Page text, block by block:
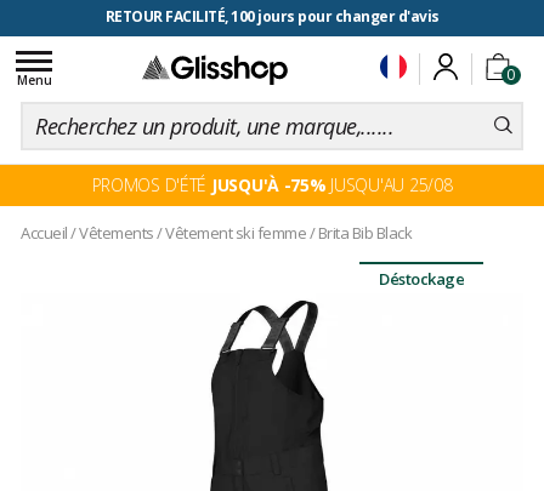
RETOUR FACILITÉ, 100 jours pour changer d'avis
0
Toggle
navigation
Menu
PROMOS D'ÉTÉ JUSQU'À -75% JUSQU'AU 25/08
Accueil/Vêtements/Vêtement ski femme/Brita Bib Black
Déstockage